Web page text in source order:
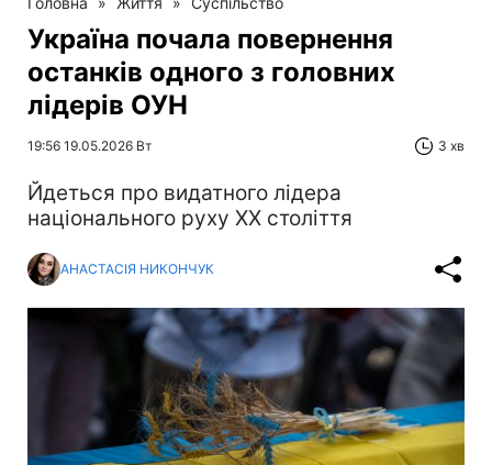
Україна почала повернення
останків одного з головних
лідерів ОУН
19:56 19.05.2026 Вт 3 хв
Йдеться про видатного лідера
національного руху XX століття
АНАСТАСІЯ НИКОНЧУК